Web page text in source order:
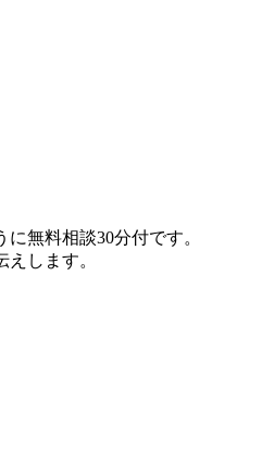
無料相談30分付です。
します。